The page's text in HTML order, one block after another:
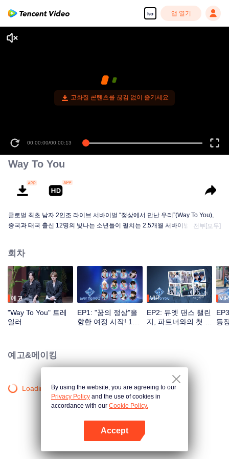
ko 앱 열기
고화질 콘텐츠를 끊김 없이 즐기세요
00:00:00/00:00:13
Way To You
글로벌 최초 남자 2인조 라이브 서바이벌 “정상에서 만난 우리”(Way To You),
중국과 태국 출신 12명의 빛나는 소년들이 펼치는 2.5개월 서바이벌+라이브 무
수 있으며 첫 만남의 설레임부터 환상의 케미까지 전 과정을 지켜볼 수 있다. 최
고의 인기 조로 선발된 커플은 세계적인 무대에서 본격적으로 데뷔하게 된다.
전부[모두]
회차
예고
"Way To You" 트레
일러
EP1: "꿈의 정상"을
향한 여정 시작! 12
VIP
EP2: 듀엣 댄스 챌린
지, 파트너와의 첫 도
VIP
등
예고&메이킹
Loading…By using the website, you are agreeing to our
Privacy Policy and the use of cookies in
accordance with our Cookie Policy.
Accept